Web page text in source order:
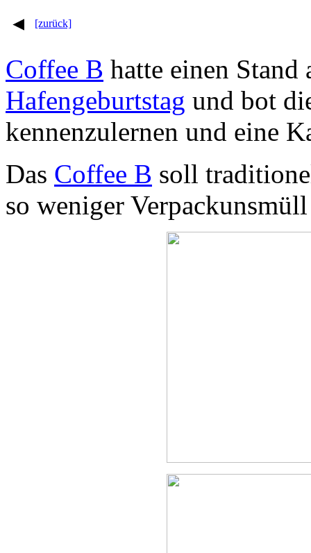
[zurück]
Coffee B hatte einen
Hafengeburtstag und bot
kennenzulernen und eine
Das Coffee B soll
so weniger